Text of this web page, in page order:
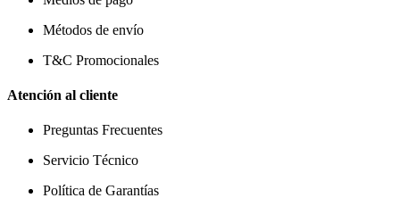
Métodos de envío
T&C Promocionales
Atención al cliente
Preguntas Frecuentes
Servicio Técnico
Política de Garantías